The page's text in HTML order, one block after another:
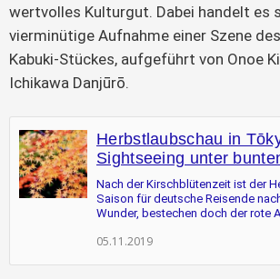
wertvolles Kulturgut. Dabei handelt es
vierminütige Aufnahme einer Szene
Kabuki-Stückes, aufgeführt von Onoe
Ichikawa Danjūrō.
Herbstlaubschau in
Sightseeing unter
Nach der Kirschblütenzeit ist der
Saison für deutsche Reisende
Wunder, bestechen doch der rote
05.11.2019